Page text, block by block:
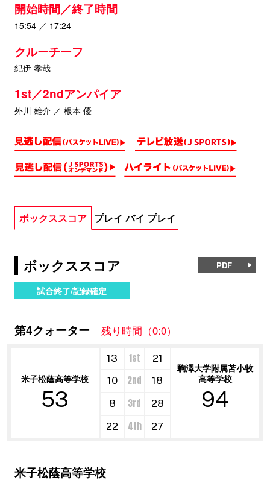
開始時間／終了時間
15:54 ／ 17:24
クルーチーフ
紀伊 孝哉
1st／2ndアンパイア
外川 雄介 ／ 根本 優
ボックススコア プレイ バイ プレイ
ボックススコア PDF
試合終了/記録確定
第4クォーター 残り時間（0:0）
米子松蔭高等学校
53
13 1st 21
駒澤大学附属苫小牧
高等学校
94
10 2nd
18
8
3rd
28
22
4th 27
米子松蔭高等学校